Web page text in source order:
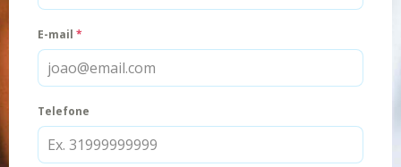
E-mail *
Telefone